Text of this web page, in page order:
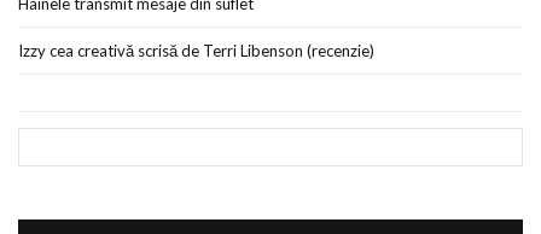
Izzy cea creativă scrisă de Terri Libenson (recenzie)